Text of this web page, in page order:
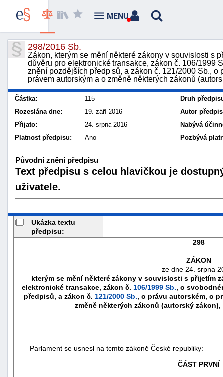
298/2016 Sb.
Zákon, kterým se mění některé zákony v souvislosti s
důvěru pro elektronické transakce, zákon č. 106/1999
znění pozdějších předpisů, a zákon č. 121/2000 Sb., o
právem autorským a o změně některých zákonů
Částka: 115
Druh
Rozeslána dne:
19. září 2016
Autor
Přijato:
24. srpna 2016
Nabývá
Platnost předpisu:
Ano Pozbývá
Původní znění předpisu
Text předpisu s celou hlavičkou je
uživatele.
Ukázka textu
předpisu:
298
ZÁKON
ze dne 24. srpna
kterým se mění některé zákony v souvislosti s přijetím
elektronické transakce, zákon č. 106/1999 Sb., o
předpisů, a zákon č. 121/2000 Sb., o právu autorském, o
změně některých zákonů (autorský
Parlament se usnesl na tomto zákoně České republiky:
ČÁST PRVNÍ
MENU
náhrady